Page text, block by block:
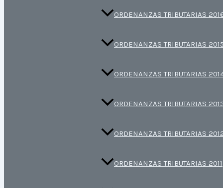
ORDENANZAS TRIBUTARIAS
ORDENANZAS TRIBUTARIAS 2015
ORDENANZAS TRIBUTARIAS
ORDENANZAS TRIBUTARIAS
ORDENANZAS TRIBUTARIAS
ORDENANZAS TRIBUTARIAS 2011